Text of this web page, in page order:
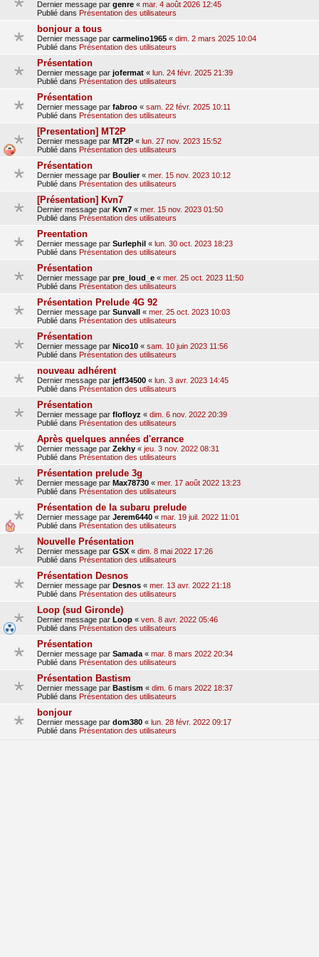
Dernier message par genre « mar. 4 août 2026 12:45
Publié dans Présentation des utilisateurs
bonjour a tous
Dernier message par carmelino1965 « dim. 2 mars 2025 10:04
Publié dans Présentation des utilisateurs
Présentation
Dernier message par jofermat « lun. 24 févr. 2025 21:39
Publié dans Présentation des utilisateurs
Présentation
Dernier message par fabroo « sam. 22 févr. 2025 10:11
Publié dans Présentation des utilisateurs
[Presentation] MT2P
Dernier message par MT2P « lun. 27 nov. 2023 15:52
Publié dans Présentation des utilisateurs
Présentation
Dernier message par Boulier« mer. 15 nov. 2023 10:12
Publié dans Présentation des utilisateurs
[Présentation] Kvn7
Dernier message par Kvn7 « mer. 15 nov. 2023 01:50
Publié dans Présentation des utilisateurs
Preentation
Dernier message par Surlephil « lun. 30 oct. 2023 18:23
Publié dans Présentation des utilisateurs
Présentation
Dernier message par pre_loud_e « mer. 25 oct. 2023 11:50
Publié dans Présentation des utilisateurs
Présentation Prelude 4G 92
Dernier message par Sunvall « mer. 25 oct. 2023 10:03
Publié dans Présentation des utilisateurs
Présentation
Dernier message par Nico10 « sam. 10 juin 2023 11:56
Publié dans Présentation des utilisateurs
nouveau adhérent
Dernier message par jeff34500 « lun. 3 avr. 2023 14:45
Publié dans Présentation des utilisateurs
Présentation
Dernier message par flofloyz « dim. 6 nov. 2022 20:39
Publié dans Présentation des utilisateurs
Après quelques années d'errance
Dernier message par Zekhy « jeu. 3 nov. 2022 08:31
Publié dans Présentation des utilisateurs
Présentation prelude 3g
Dernier message par Max78730 « mer. 17 août 2022 13:23
Publié dans Présentation des utilisateurs
Présentation de la subaru prelude
Dernier message par Jerem6440 « mar. 19 juil. 2022 11:01
Publié dans Présentation des utilisateurs
Nouvelle Présentation
Dernier message par GSX « dim. 8 mai 2022 17:26
Publié dans Présentation des utilisateurs
Présentation Desnos
Dernier message par Desnos « mer. 13 avr. 2022 21:18
Publié dans Présentation des utilisateurs
Loop (sud Gironde)
Dernier message par Loop « ven. 8 avr. 2022 05:46
Publié dans Présentation des utilisateurs
Présentation
Dernier message par Samada « mar. 8 mars 2022 20:34
Publié dans Présentation des utilisateurs
Présentation Bastism
Dernier message par Bastism « dim. 6 mars 2022 18:37
Publié dans Présentation des utilisateurs
bonjour
Dernier message par dom380 « lun. 28 févr. 2022 09:17
Publié dans Présentation des utilisateurs